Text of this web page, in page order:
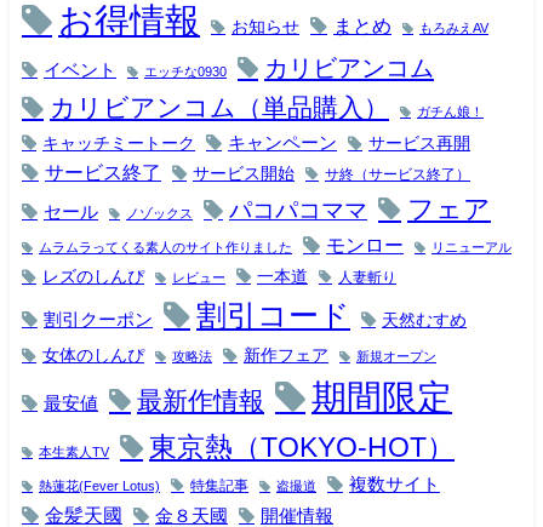
お得情報 お知らせ まとめ もろみえAV
イベント エッチな0930 カリビアンコム
カリビアンコム（単品購入） ガチん娘！
キャッチミートーク キャンペーン サービス再開
サービス終了 サービス開始 サ終（サービス終了）
セール ノゾックス パコパコママ フェア
ムラムラってくる素人のサイト作りました モンロー リニューアル
レズのしんぴ レビュー 一本道 人妻斬り
割引クーポン 割引コード 天然むすめ
女体のしんぴ 攻略法 新作フェア 新規オープン
最安値 最新作情報 期間限定
本生素人TV 東京熱（TOKYO-HOT）
熱蓮花(Fever Lotus) 特集記事 盗撮道 複数サイト
金髪天國 金８天國 開催情報